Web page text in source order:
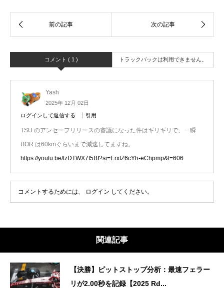
コメント ( 1 ) トラックバックは利用できません。
Yash
2025年 12月 02日
ログインして返信する 引用
TSU のアンセーフリリースの審議になった件はギリギリで、一瞬
BOR は60kmぐらいまで減速してますね。
https://youtu.be/tzDTWX7t5BI?si=ErxtZ6cYh-eChpmp&t=606
コメントするためには、 ログイン してください。
関連記事
【決勝】ピットストップ分析：最速フェラー
リが2.00秒を記録【2025 Rd...